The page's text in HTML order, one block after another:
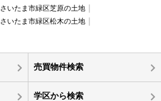
さいたま市緑区芝原の土地
さいたま市緑区松木の土地
売買物件検索
学区から検索